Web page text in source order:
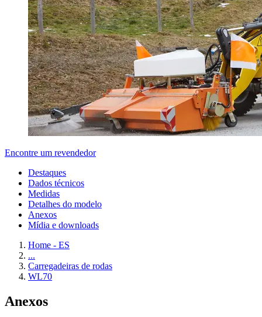
Encontre um revendedor
Destaques
Dados técnicos
Medidas
Detalhes do modelo
Anexos
Mídia e downloads
Home - ES
...
Carregadeiras de rodas
WL70
Anexos